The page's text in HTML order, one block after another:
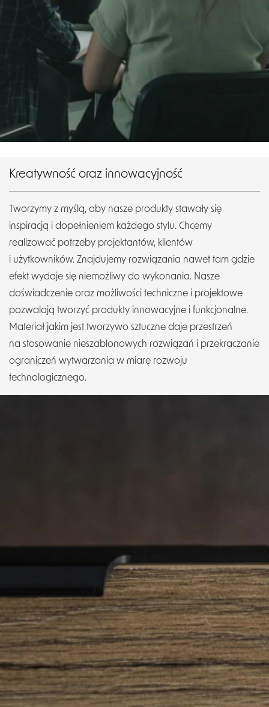
Kreatywność oraz innowacyjność
Tworzymy z myślą, aby nasze produkty stawały się
inspiracją i dopełnieniem każdego stylu. Chcemy
realizować potrzeby projektantów, klientów
i użytkowników. Znajdujemy rozwiązania nawet tam gdzie
efekt wydaje się niemożliwy do wykonania. Nasze
doświadczenie oraz możliwości techniczne i projektowe
pozwalają tworzyć produkty innowacyjne i funkcjonalne.
Materiał jakim jest tworzywo sztuczne daje przestrzeń
na stosowanie nieszablonowych rozwiązań i przekraczanie
ograniczeń wytwarzania w miarę rozwoju
technologicznego.